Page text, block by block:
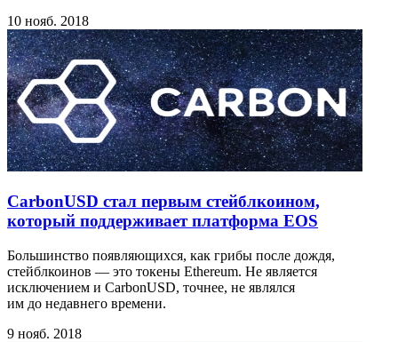
10 нояб. 2018
CarbonUSD стал первым стейблкоином,
который поддерживает платформа EOS
Большинство появляющихся, как грибы после дождя,
стейблкоинов — это токены Ethereum. Не является
исключением и CarbonUSD, точнее, не являлся
им до недавнего времени.
9 нояб. 2018